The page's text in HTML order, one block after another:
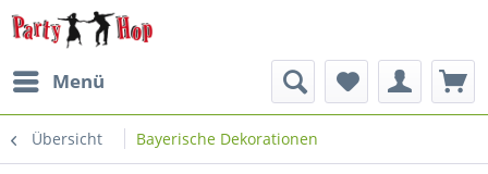
Menü
Übersicht Bayerische Dekorationen